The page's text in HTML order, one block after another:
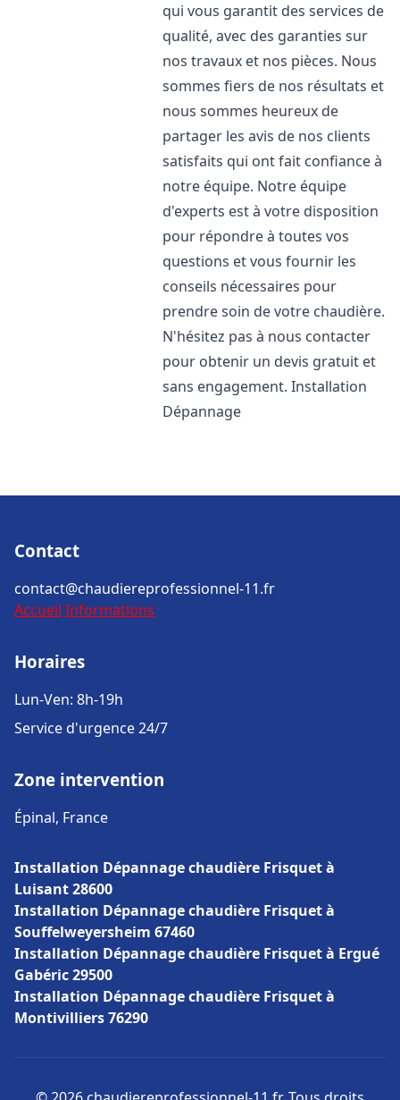
qui vous garantit des services de
qualité, avec des garanties sur
nos travaux et nos pièces. Nous
sommes fiers de nos résultats et
nous sommes heureux de
partager les avis de nos clients
satisfaits qui ont fait confiance à
notre équipe. Notre équipe
d'experts est à votre disposition
pour répondre à toutes vos
questions et vous fournir les
conseils nécessaires pour
prendre soin de votre chaudière.
N'hésitez pas à nous contacter
pour obtenir un devis gratuit et
sans engagement. Installation
Dépannage
Contact
contact@chaudiereprofessionnel-11.fr
Accueil Informations
Horaires
Lun-Ven: 8h-19h
Service d'urgence 24/7
Zone intervention
Épinal, France
Installation Dépannage chaudière Frisquet à
Luisant 28600
Installation Dépannage chaudière Frisquet à
Souffelweyersheim 67460
Installation Dépannage chaudière Frisquet à Ergué
Gabéric 29500
Installation Dépannage chaudière Frisquet à
Montivilliers 76290